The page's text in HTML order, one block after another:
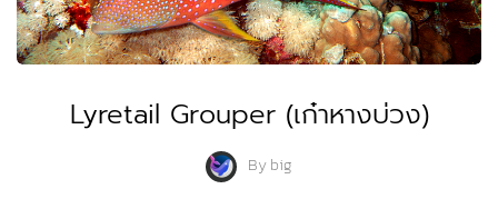
Lyretail Grouper (เก๋าหางบ่วง)
Bybig